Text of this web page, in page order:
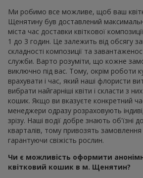
Ми робимо все можливе, щоб ваш
Щенятину був доставлений
міста час доставки квіткової
1 до 3 годин. Це залежить від обсягу
складності композиції та
служби. Варто розуміти, що кожне
виключно під вас. Тому, окрім роботи
врахувати і час, який наші флористи
вибрати найгарніші квіти і скласти з
кошик. Якщо ви вказуєте конкретний
менеджери одразу розраховують
зрізу. Наші водії добре знають об'їзні
кварталів, тому привозять замовлення
гарантуючи свіжість рослин.
Чи є можливість оформити
квітковий кошик в м. Щенятин?